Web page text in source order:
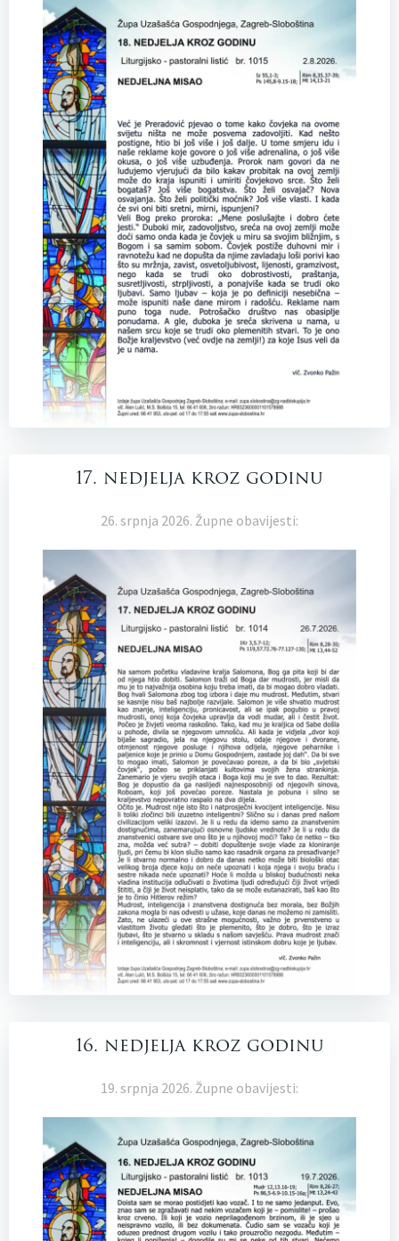
17. nedjelja kroz godinu
26. srpnja 2026. Župne obavijesti:
16. nedjelja kroz godinu
19. srpnja 2026. Župne obavijesti: